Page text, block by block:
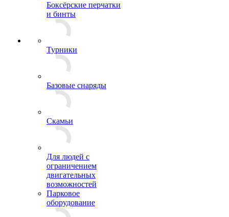
Боксёрские перчатки
и бинты
Турники
Базовые снаряды
Скамьи
Для людей с
ограничением
двигательных
возможностей
Парковое
оборудование